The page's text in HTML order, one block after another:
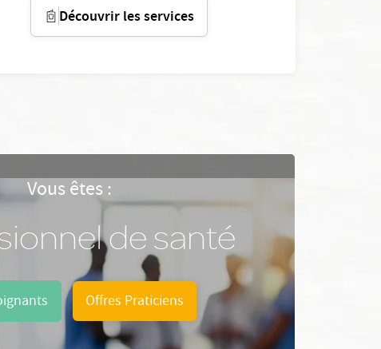
Découvrir les services
Vous êtes :
de santé
Offres Praticiens